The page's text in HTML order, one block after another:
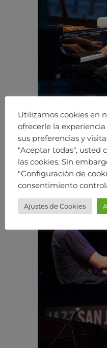
Utilizamos cookies en
ofrecerle la
sus preferencias y
"Aceptar todas", usted
las cookies. Sin
"Configuración de
consentimiento
Ajustes de Cookies